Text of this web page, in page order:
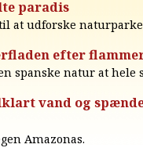
paradis
at udforske
efter
spanske natur at hele
vand og
Amazonas.